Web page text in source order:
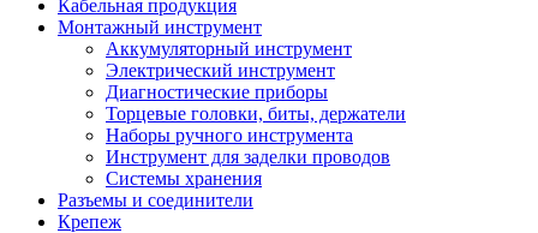
Кабельная продукция
Монтажный инструмент
Аккумуляторный инструмент
Электрический инструмент
Диагностические приборы
Торцевые головки, биты, держатели
Наборы ручного инструмента
Инструмент для заделки проводов
Системы хранения
Разъемы и соединители
Крепеж